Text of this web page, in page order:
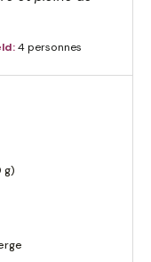
4 personnes
g)